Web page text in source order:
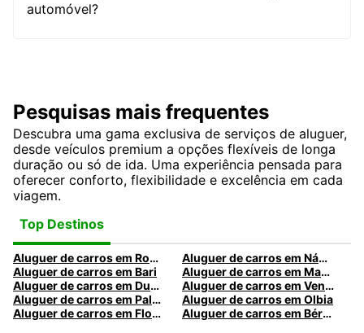
automóvel?
Pesquisas mais frequentes
Descubra uma gama exclusiva de serviços de aluguer,
desde veículos premium a opções flexíveis de longa
duração ou só de ida. Uma experiência pensada para
oferecer conforto, flexibilidade e excelência em cada
viagem.
Top Destinos
Aluguer de carros em Roma
Aluguer de carros em Nápoles
Aluguer de carros em Bari
Aluguer de carros em Madrid
Aluguer de carros em Dublin
Aluguer de carros em Veneza
Aluguer de carros em Palermo
Aluguer de carros em Olbia
Aluguer de carros em Florença
Aluguer de carros em Bérgamo